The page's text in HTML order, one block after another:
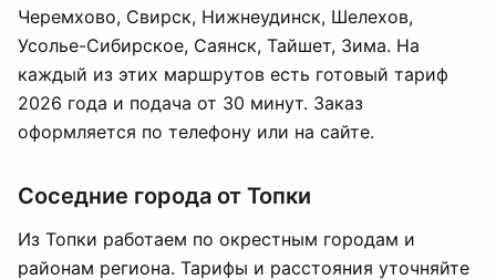
Черемхово, Свирск, Нижнеудинск, Шелехов,
Усолье-Сибирское, Саянск, Тайшет, Зима. На
каждый из этих маршрутов есть готовый тариф
2026 года и подача от 30 минут. Заказ
оформляется по телефону или на сайте.
Соседние города от Топки
Из Топки работаем по окрестным городам и
районам региона. Тарифы и расстояния уточняйте